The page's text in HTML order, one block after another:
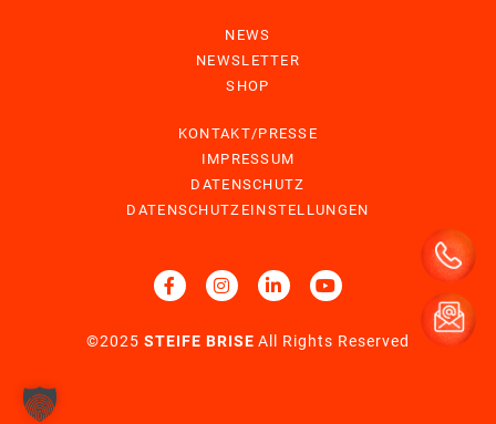
NEWS
NEWSLETTER
SHOP
KONTAKT/PRESSE
IMPRESSUM
DATENSCHUTZ
DATENSCHUTZEINSTELLUNGEN
©2025STEIFE BRISE All Rights Reserved